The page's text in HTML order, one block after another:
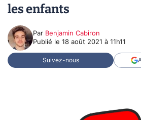
les enfants
Par Benjamin Cabiron
Publié le 18 août 2021 à 11h11
Suivez-nous